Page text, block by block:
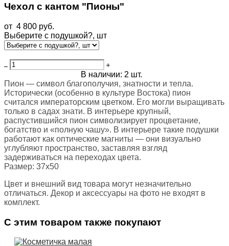
Чехол с кантом "Пионы"
от 4 800 pуб.
Выберите с подушкой?, шт
В наличии: 2 шт.
Пион — символ благополучия, знатности и тепла.
Исторически (особенно в культуре Востока) пион
считался императорским цветком. Его могли выращивать
только в садах знати. В интерьере крупный,
распустившийся пион символизирует процветание,
богатство и «полную чашу». В интерьере такие подушки
работают как оптические магниты — они визуально
углубляют пространство, заставляя взгляд
задерживаться на переходах цвета.
Размер: 37x50
Цвет и внешний вид товара могут незначительно
отличаться. Декор и аксессуары на фото не входят в
комплект.
С этим товаром также покупают